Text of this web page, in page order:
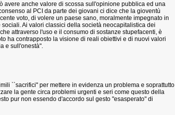
avere anche valore di scossa sull'opinione pubblica ed una
al PCI da parte dei giovani ci dice che la gioventù
voto, di volere un paese sano, moralmente impegnato in
Ai valori classici della società neocapitalistica dei
attraverso l'uso e il consumo di sostanze stupefacenti, è
ha contrapposto la visione di reali obiettivi e di nuovi valori
e sull'onestà".
``sacrifici'' per mettere in evidenza un problema e soprattutto
la gente circa problemi urgenti e seri come questo della
pur non essendo d'accordo sul gesto "esasperato" di